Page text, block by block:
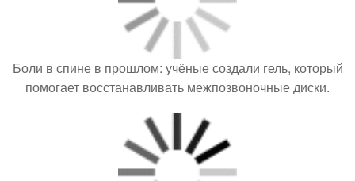
Боли в спине в прошлом: учёные создали гель, который
помогает восстанавливать межпозвоночные диски.